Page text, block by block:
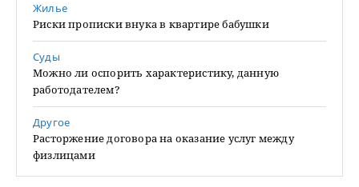
Жилье
Риски прописки внука в квартире бабушки
Суды
Можно ли оспорить характеристику, данную
работодателем?
Другое
Расторжение договора на оказание услуг между
физлицами